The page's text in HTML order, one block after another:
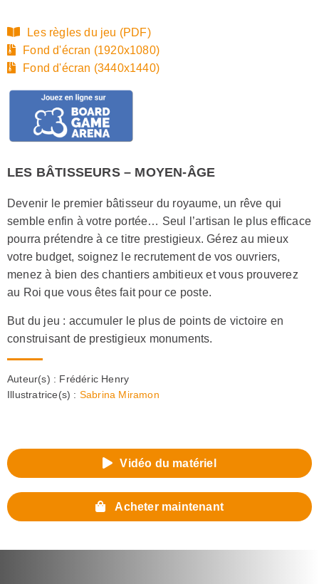
Les règles du jeu (PDF)
Fond d'écran (1920x1080)
Fond d'écran (3440x1440)
LES BÂTISSEURS – MOYEN-ÂGE
Devenir le premier bâtisseur du royaume, un rêve qui
semble enfin à votre portée… Seul l’artisan le plus efficace
pourra prétendre à ce titre prestigieux. Gérez au mieux
votre budget, soignez le recrutement de vos ouvriers,
menez à bien des chantiers ambitieux et vous prouverez
au Roi que vous êtes fait pour ce poste.
But du jeu : accumuler le plus de points de victoire en
construisant de prestigieux monuments.
Auteur(s) : Frédéric Henry
Illustratrice(s) : Sabrina Miramon
Vidéo du matériel
Acheter maintenant